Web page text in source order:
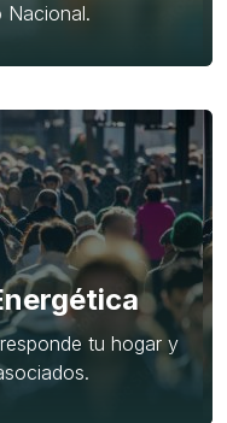
Nacional.
tu hogar y